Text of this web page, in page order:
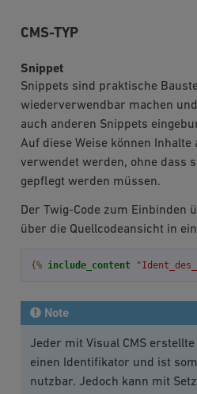
CMS-TYP
Snippet
Snippets sind praktische
wiederverwendbar machen
auch anderen Snippets
Auf diese Weise können
verwendet werden, ohne dass
gepflegt werden müssen.
Der Twig-Code zum Einbinden
über die Quellcodeansicht in
{% include_content
Note
Jeder mit Visual CMS
einen Identifikator und ist
nutzbar. Jedoch kann mit